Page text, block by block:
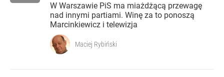
W Warszawie PiS ma miażdżącą przewagę
nad innymi partiami. Winę za to ponoszą
Marcinkiewicz i telewizja
Maciej Rybiński